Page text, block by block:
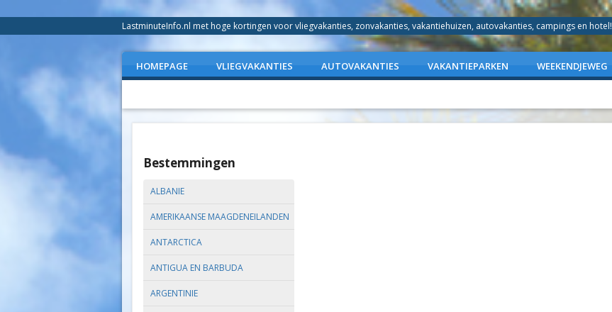
LastminuteInfo.nl met hoge kortingen voor vliegvakanties, zonvakanties, vakantiehuizen, autovakanties, campings en hotel!
HOMEPAGE VLIEGVAKANTIES AUTOVAKANTIES VAKANTIEPARKEN WEEKENDJEWEG
Bestemmingen
ALBANIE
AMERIKAANSE MAAGDENEILANDEN
ANTARCTICA
ANTIGUA EN BARBUDA
ARGENTINIE